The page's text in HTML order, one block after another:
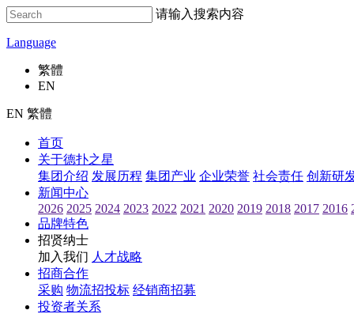
请输入搜索内容
Language
繁體
EN
EN 繁體
首页
关于德扑之星
集团介绍 发展历程 集团产业 企业荣誉 社会责任 创新研
新闻中心
2026 2025 2024 2023 2022 2021 2020 2019 2018 2017 2016
品牌特色
招贤纳士
加入我们 人才战略
招商合作
采购 物流招投标 经销商招募
投资者关系